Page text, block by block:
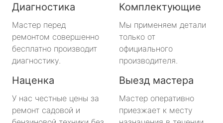
Диагностика
Мастер перед
ремонтом совершенно
бесплатно производит
диагностику.
Комплектующие
Мы применяем детали
только от
официального
производителя.
Наценка
У нас честные цены за
ремонт садовой и
Выезд мастера
Мастер оперативно
приезжает к месту